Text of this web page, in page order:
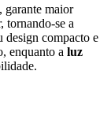
, garante maior
tornando-se a
design compacto e
enquanto a luz